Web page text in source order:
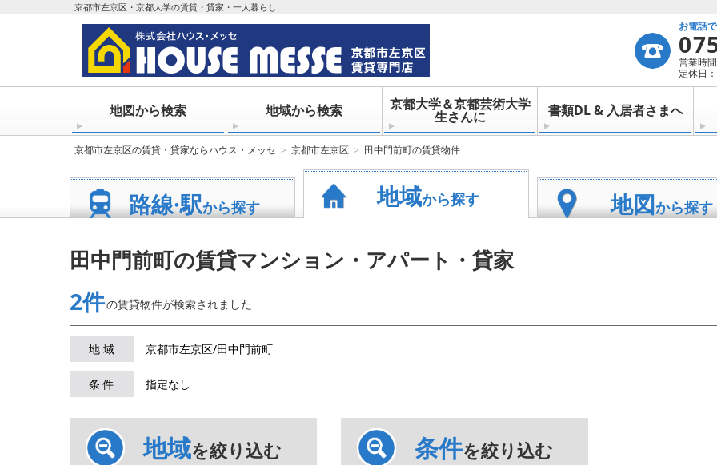
京都市左京区・京都大学の賃貸・貸家・一人暮らし
お電話
営業時
定休日
地図から検索 地域から検索 京都大学＆京都芸術大学
生さんに 書類DL & 入居者さまへ
京都市左京区の賃貸・貸家ならハウス・メッセ 京都市左京区 田中門前町の賃貸物件
路線·駅から探す 地域から探す 地図から探す
田中門前町の賃貸マンション・アパート・貸家
2件の賃貸物件が検索されました
地 域 京都市左京区/田中門前町
条 件 指定なし
地域を絞り込む 条件を絞り込む